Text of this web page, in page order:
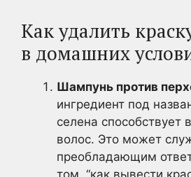
Как удалить
в домашних
Шампунь против
ингредиент под
селена способствует
волос. Это может
преобладающим
том, “как вывести